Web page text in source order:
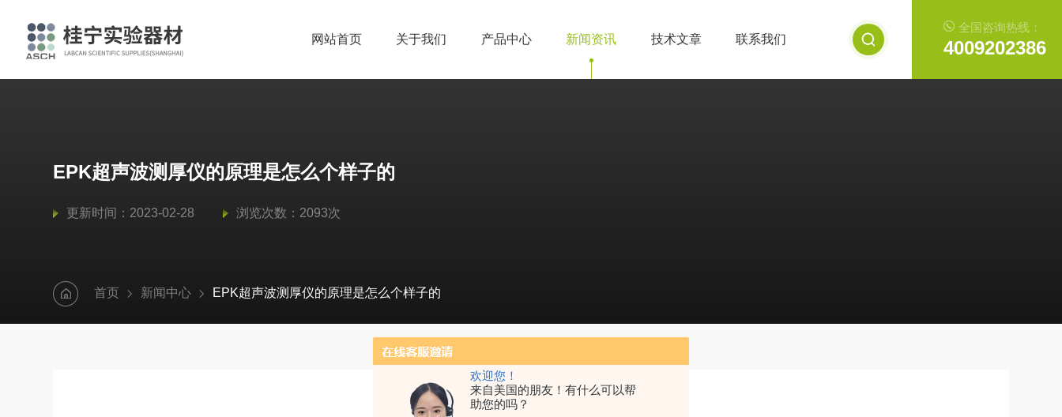
欢迎您！
来自美国的朋友！有什么可以帮
助您的吗？
全国咨询热线：
4009202386
网站首页 关于我们 产品中心 新闻资讯 技术文章 联系我们
EPK超声波测厚仪的原理是怎么个样子的
更新时间：2023-02-28 浏览次数：2093次
首页 新闻中心 EPK超声波测厚仪的原理是怎么个样子的